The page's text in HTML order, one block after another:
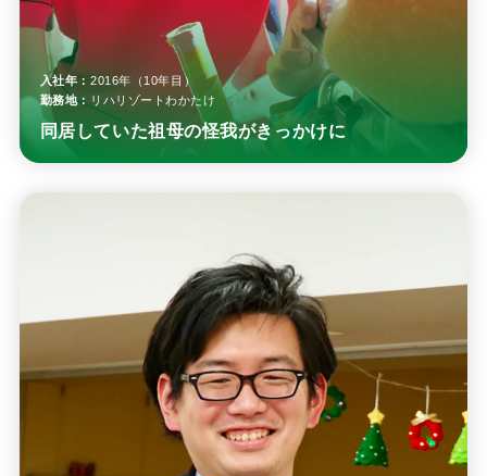
入社年： 2016年（10年目）
勤務地： リハリゾートわかたけ
同居していた祖母の怪我がきっかけに